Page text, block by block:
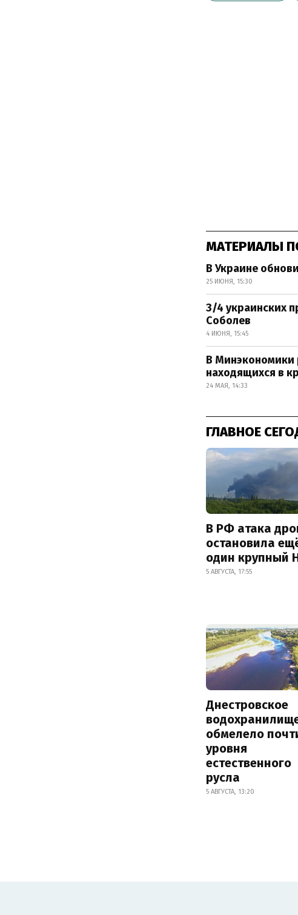
МАТЕРИАЛЫ
В Украине
25 ИЮНЯ, 15:30
3/4 украинских
Соболев
4 ИЮНЯ, 15:45
В Минэкономики
находящихся в
24 МАЯ, 14:33
ГЛАВНОЕ
В РФ атака
остановила
один крупный
5 АВГУСТА, 17:55
Днестровское
обмелело
уровня
естественного
русла
5 АВГУСТА, 13:20